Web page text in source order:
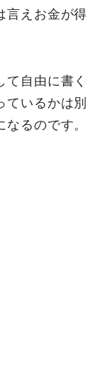
言えお金が得
自由に書く
ているかは別
るのです。